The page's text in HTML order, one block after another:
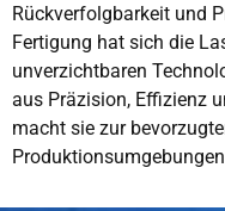
Rückverfolgbarkeit und
Fertigung hat sich die
unverzichtbaren
aus Präzision, Effizienz
macht sie zur